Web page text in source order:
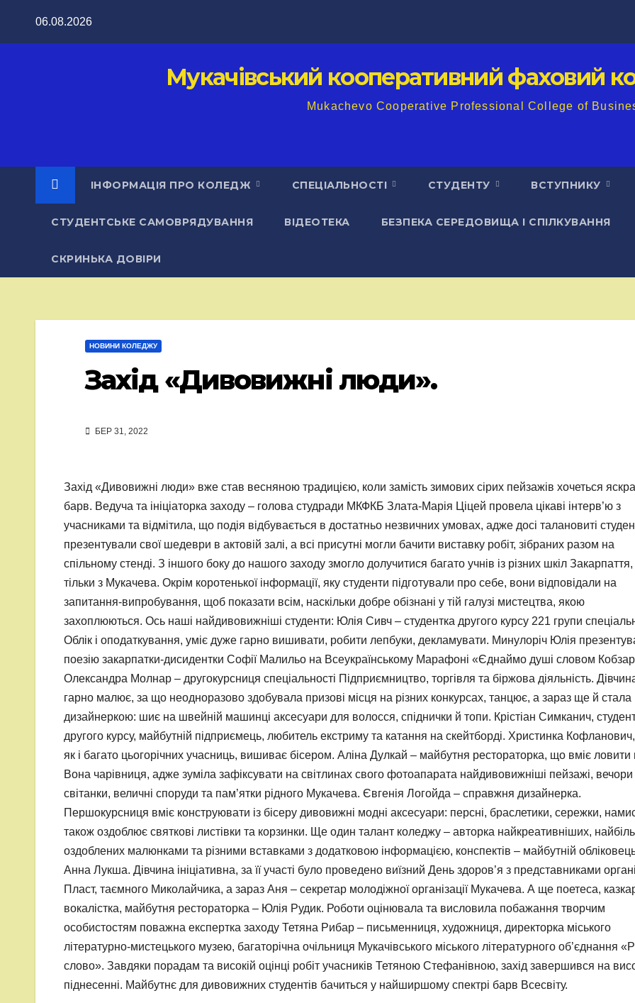
06.08.2026
Мукачівський кооперативний фаховий
Mukachevo Cooperative Professional College of
ІНФОРМАЦІЯ ПРО КОЛЕДЖ СПЕЦІАЛЬНОСТІ СТУДЕНТУ ВСТУПНИКУ
СТУДЕНТСЬКЕ САМОВРЯДУВАННЯ ВІДЕОТЕКА БЕЗПЕКА СЕРЕДОВИЩА І СПІЛКУВАННЯ
СКРИНЬКА ДОВІРИ
НОВИНИ КОЛЕДЖУ
Захід «Дивовижні люди».
БЕР 31, 2022
Захід «Дивовижні люди» вже став весняною традицією, коли замість зимових сірих пейзажів хочеться
барв. Ведуча та ініціаторка заходу – голова студради МКФКБ Злата-Марія Ціцей провела цікаві інтерв’ю з
учасниками та відмітила, що подія відбувається в достатньо незвичних умовах, адже досі талановиті
презентували свої шедеври в актовій залі, а всі присутні могли бачити виставку робіт, зібраних разом на
спільному стенді. З іншого боку до нашого заходу змогло долучитися багато учнів із різних шкіл
тільки з Мукачева. Окрім коротенької інформації, яку студенти підготували про себе, вони відповідали на
запитання-випробування, щоб показати всім, наскільки добре обізнані у тій галузі мистецтва, якою
захоплюються. Ось наші найдивовижніші студенти: Юлія Сивч – студентка другого курсу 221 групи
Облік і оподаткування, уміє дуже гарно вишивати, робити лепбуки, декламувати. Минулоріч Юлія
поезію закарпатки-дисидентки Софії Малильо на Всеукраїнському Марафоні «Єднаймо душі словом
Олександра Молнар – другокурсниця спеціальності Підприємництво, торгівля та біржова діяльність.
гарно малює, за що неодноразово здобувала призові місця на різних конкурсах, танцює, а зараз ще й стала
дизайнеркою: шиє на швейній машинці аксесуари для волосся, спіднички й топи. Крістіан Симканич,
другого курсу, майбутній підприємець, любитель екстриму та катання на скейтборді. Христинка
як і багато цьогорічних учасниць, вишиває бісером. Аліна Дулкай – майбутня рестораторка, що вміє ловити
Вона чарівниця, адже зуміла зафіксувати на світлинах свого фотоапарата найдивовижніші пейзажі, вечори
світанки, величні споруди та пам’ятки рідного Мукачева. Євгенія Логойда – справжня дизайнерка.
Першокурсниця вміє конструювати із бісеру дивовижні модні аксесуари: персні, браслетики, сережки,
також оздоблює святкові листівки та корзинки. Ще один талант коледжу – авторка найкреативніших,
оздоблених малюнками та різними вставками з додатковою інформацією, конспектів – майбутній
Анна Лукша. Дівчина ініціативна, за її участі було проведено виїзний День здоров’я з представниками
Пласт, таємного Миколайчика, а зараз Аня – секретар молодіжної організації Мукачева. А ще поетеса,
вокалістка, майбутня рестораторка – Юлія Рудик. Роботи оцінювала та висловила побажання творчим
особистостям поважна експертка заходу Тетяна Рибар – письменниця, художниця, директорка міського
літературно-мистецького музею, багаторічна очільниця Мукачівського міського літературного об’єднання
слово». Завдяки порадам та високій оцінці робіт учасників Тетяною Стефанівною, захід завершився на
піднесенні. Майбутнє для дивовижних студентів бачиться у найширшому спектрі барв Всесвіту.